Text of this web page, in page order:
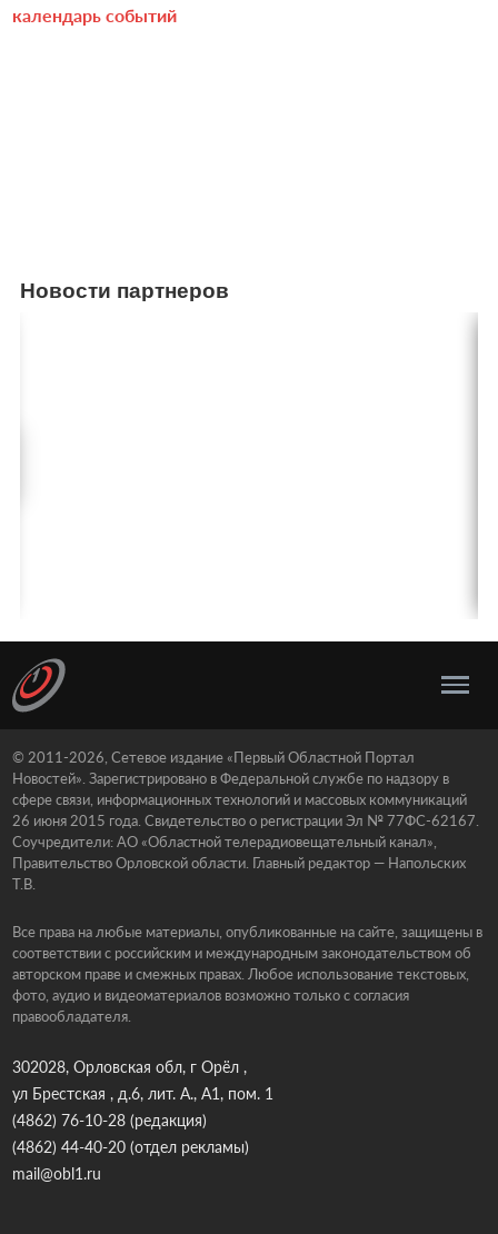
календарь событий
Новости партнеров
© 2011-2026, Сетевое издание «Первый Областной Портал
Новостей». Зарегистрировано в Федеральной службе по надзору в
сфере связи, информационных технологий и массовых коммуникаций
26 июня 2015 года. Свидетельство о регистрации Эл № 77ФС-62167.
Соучредители: АО «Областной телерадиовещательный канал»,
Правительство Орловской области. Главный редактор — Напольских
Т.В.
Все права на любые материалы, опубликованные на сайте, защищены в
соответствии с российским и международным законодательством об
авторском праве и смежных правах. Любое использование текстовых,
фото, аудио и видеоматериалов возможно только с согласия
правообладателя.
302028, Орловская обл, г Орёл ,
ул Брестская , д.6, лит. А., А1, пом. 1
(4862) 76-10-28(редакция)
(4862) 44-40-20(отдел рекламы)
mail@obl1.ru